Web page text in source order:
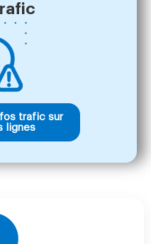
trafic sur
lignes